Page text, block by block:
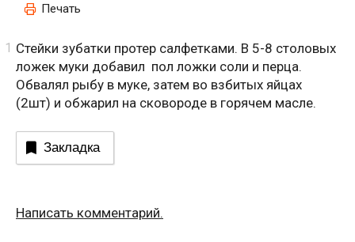
Печать
Стейки зубатки протер салфетками. В 5-8 столовых
ложек муки добавил пол ложки соли и перца.
Обвалял рыбу в муке, затем во взбитых яйцах
(2шт) и обжарил на сковороде в горячем масле.
Закладка
Написать комментарий.